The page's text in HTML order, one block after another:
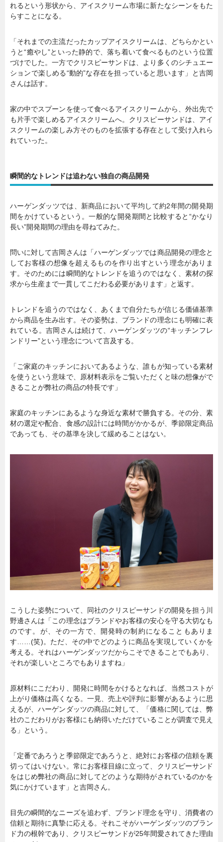
れるという形状から、アイスクリーム市場に新たなシーンをもた
らすことになる。
「それまでの主流だったカップアイスクリームは、どちらかとい
うと“癒やし”といった静的で、落ち着いて食べるものという位置
づけでした。一方でクリスピーサンドは、より多くのシチュエー
ションで楽しめる“動的”な存在を担っていると思います」と吉岡
さんは話す。
家の中でスプーンを使って食べるアイスクリームから、外出先で
も片手で楽しめるアイスクリームへ。クリスピーサンドは、アイ
スクリームの楽しみ方そのものを拡張する存在として受け入れら
れていった。
瞬間的なトレンドは追わない独自の商品開発
ハーゲンダッツでは、新商品において平均して約2年間の開発期
間をかけているという。一般的な開発期間と比較すると“かなり
長い”開発期間の理由を尋ねてみた。
問いに対して吉岡さんは「ハーゲンダッツでは商品開発の理念と
してお客様の想像を超えるものを作り出すという理念がありま
す。そのためには瞬間的なトレンドを追うのではなく、素材の探
求から生産まで一貫してこだわる必要があります」と返す。
トレンドを追うのではなく、あくまで自分たちが信じる価値基準
から商品を生み出す。その姿勢は、ブランドの理念にも明確に表
れている。吉岡さんは続けて、ハーゲンダッツの“キッチンフレ
ンドリー”という理念について言及する。
「ご家庭のキッチンにおいてあるような、誰もが知っている素材
を使うという意味で、原材料表示をご覧いただくと味の想像がで
きることが弊社の商品の特長です」
家庭のキッチンにあるような身近な素材で勝負する。その分、素
材の選定や配合、食感の設計には時間がかかるが、季節限定商品
であっても、その基準を決して緩めることはない。
こうした姿勢について、同社のクリスピーサンドの開発を担う川
野邊さんは「この理念はブランドやお客様の安心を守る大切なも
のです。が、その一方で、開発時の制約になることもありま
す……(笑)。ただ、その中でどのように商品を実現していくかを
考える。それはハーゲンダッツだからこそできることでもあり、
それが楽しいところでもありますね」
原材料にこだわり、開発に時間をかけるとなれば、当然コストが
上がり価格は高くなる。一見、売上や評判に影響があるように思
えるが、ハーゲンダッツの商品に対して、「価格に関しては、弊
社のこだわりがお客様にも納得いただけていることが調査で見え
る」という。
「定番であろうと季節限定であろうと、絶対にお客様の信頼を裏
切ってはいけない。常にお客様目線に立って、クリスピーサンド
をはじめ弊社の商品に対してどのような期待がされているのかを
気にかけています」と吉岡さん。
目先の瞬間的なニーズを追わず、ブランド理念を守り、消費者の
信頼と期待に真摯に応える。それこそがハーゲンダッツのブラン
ド力の根幹であり、クリスピーサンドが25年間愛されてきた理由